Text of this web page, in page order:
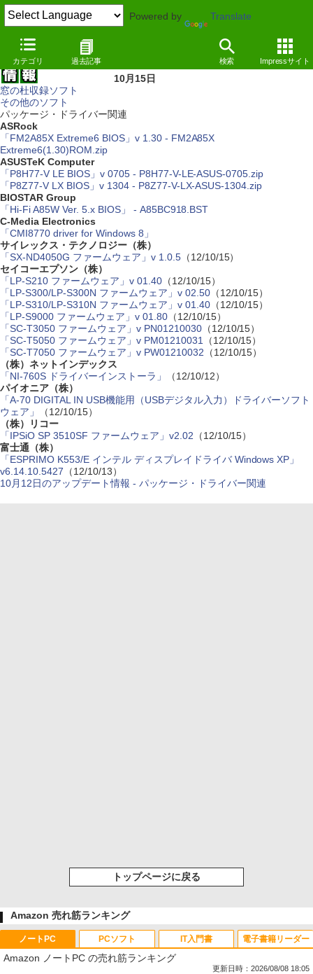
Powered by Translate
カテゴリ 過去記事 検索 Impressサイト
10月15日
窓の杜収録ソフト
その他のソフト
パッケージ・ドライバー関連
ASRock
「FM2A85X Extreme6 BIOS」v 1.30 - FM2A85X
Extreme6(1.30)ROM.zip
ASUSTeK Computer
「P8H77-V LE BIOS」v 0705 - P8H77-V-LE-ASUS-0705.zip
「P8Z77-V LX BIOS」v 1304 - P8Z77-V-LX-ASUS-1304.zip
BIOSTAR Group
「Hi-Fi A85W Ver. 5.x BIOS」 - A85BC918.BST
C-Media Electronics
「CMI8770 driver for Windows 8」
サイレックス・テクノロジー（株）
「SX-ND4050G ファームウェア」v 1.0.5（12/10/15）
セイコーエプソン（株）
「LP-S210 ファームウェア」v 01.40（12/10/15）
「LP-S300/LP-S300N ファームウェア」v 02.50（12/10/15）
「LP-S310/LP-S310N ファームウェア」v 01.40（12/10/15）
「LP-S9000 ファームウェア」v 01.80（12/10/15）
「SC-T3050 ファームウェア」v PN01210030（12/10/15）
「SC-T5050 ファームウェア」v PM01210031
（12/10/15）
「SC-T7050 ファームウェア」v PW01210032 （12/10/15）
（株）ネットインデックス
「NI-760S ドライバーインストーラ」
（12/10/12）
パイオニア（株）
「A-70 DIGITAL IN USB機能用（USBデジタル入力）ドライバーソフト
ウェア」
（12/10/15）
（株）リコー
「IPSiO SP 3510SF ファームウェア」v2.02 （12/10/15）
富士通（株）
「ESPRIMO K553/E インテル ディスプレイドライバ Windows XP」
v6.14.10.5427 （12/10/13）
10月12日のアップデート情報 - パッケージ・ドライバー関連
トップページに戻る
Amazon 売れ筋ランキング
ノートPC
Amazon ノートPC の売れ筋ランキング
更新日時：2026/08/08 18:05
PCソフト IT入門書 電子書籍リーダー